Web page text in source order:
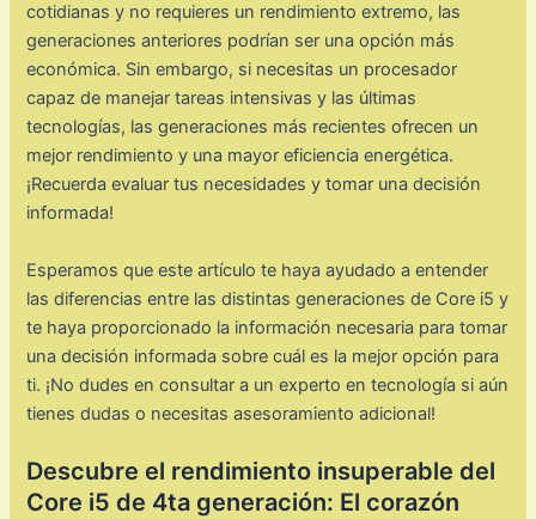
cotidianas y no requieres un rendimiento extremo, las
generaciones anteriores podrían ser una opción más
económica. Sin embargo, si necesitas un procesador
capaz de manejar tareas intensivas y las últimas
tecnologías, las generaciones más recientes ofrecen un
mejor rendimiento y una mayor eficiencia energética.
¡Recuerda evaluar tus necesidades y tomar una decisión
informada!
Esperamos que este artículo te haya ayudado a entender
las diferencias entre las distintas generaciones de Core i5 y
te haya proporcionado la información necesaria para tomar
una decisión informada sobre cuál es la mejor opción para
ti. ¡No dudes en consultar a un experto en tecnología si aún
tienes dudas o necesitas asesoramiento adicional!
Descubre el rendimiento insuperable del
Core i5 de 4ta generación: El corazón